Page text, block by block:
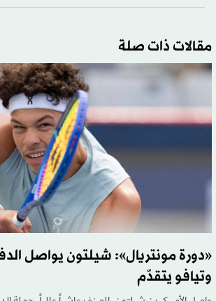
مقالات ذات صلة
«دورة مونتريال»: شيلتون يواصل
وتيافو يتقدّم